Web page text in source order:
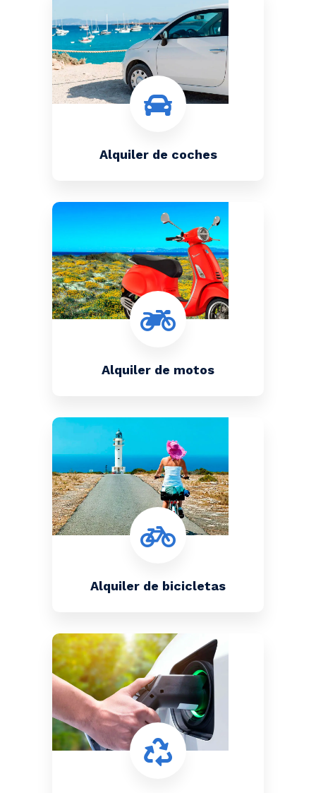
Alquiler de coches
Alquiler de motos
Alquiler de bicicletas